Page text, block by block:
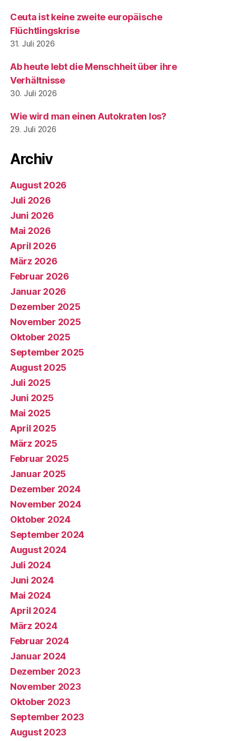
Ceuta ist keine zweite europäische
Flüchtlingskrise
31. Juli 2026
Ab heute lebt die Menschheit über ihre
Verhältnisse
30. Juli 2026
Wie wird man einen Autokraten los?
29. Juli 2026
Archiv
August 2026
Juli 2026
Juni 2026
Mai 2026
April 2026
März 2026
Februar 2026
Januar 2026
Dezember 2025
November 2025
Oktober 2025
September 2025
August 2025
Juli 2025
Juni 2025
Mai 2025
April 2025
März 2025
Februar 2025
Januar 2025
Dezember 2024
November 2024
Oktober 2024
September 2024
August 2024
Juli 2024
Juni 2024
Mai 2024
April 2024
März 2024
Februar 2024
Januar 2024
Dezember 2023
November 2023
Oktober 2023
September 2023
August 2023